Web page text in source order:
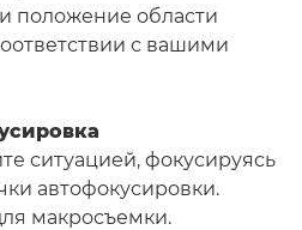
положение области
с вашими
ситуацией, фокусируясь
автофокусировки.
макросъемки.